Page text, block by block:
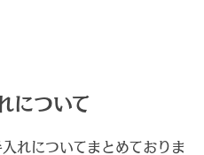
について
れについてまとめておりま